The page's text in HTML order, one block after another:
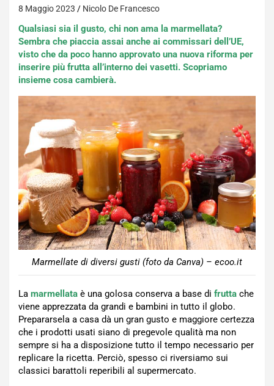
8 Maggio 2023 Nicolo De Francesco
Qualsiasi sia il gusto, chi non ama la marmellata?
Sembra che piaccia assai anche ai commissari dell’UE,
visto che da poco hanno approvato una nuova riforma per
inserire più frutta all’interno dei vasetti. Scopriamo
insieme cosa cambierà.
Marmellate di diversi gusti (foto da Canva) – ecoo.it
La marmellata è una golosa conserva a base di frutta che
viene apprezzata da grandi e bambini in tutto il globo.
Prepararsela a casa dà un gran gusto e maggiore certezza
che i prodotti usati siano di pregevole qualità ma non
sempre si ha a disposizione tutto il tempo necessario per
replicare la ricetta. Perciò, spesso ci riversiamo sui
classici barattoli reperibili al supermercato.